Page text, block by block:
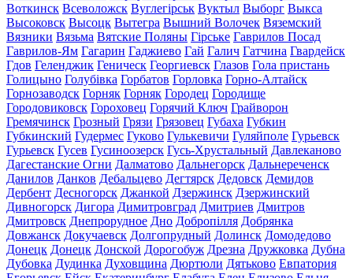
Воткинск Всеволожск Вуглегірськ Вуктыл Выборг Выкса
Высоковск Высоцк Вытегра Вышний Волочек Вяземский
Вязники Вязьма Вятские Поляны Гірське Гаврилов Посад
Гаврилов-Ям Гагарин Гаджиево Гай Галич Гатчина Гвардейск
Гдов Геленджик Геническ Георгиевск Глазов Гола пристань
Голицыно Голубівка Горбатов Горловка Горно-Алтайск
Горнозаводск Горняк Горняк Городец Городище
Городовиковск Гороховец Горячий Ключ Грайворон
Гремячинск Грозный Грязи Грязовец Губаха Губкин
Губкинский Гудермес Гуково Гулькевичи Гуляйполе Гурьевск
Гурьевск Гусев Гусиноозерск Гусь-Хрустальный Давлеканово
Дагестанские Огни Далматово Дальнегорск Дальнереченск
Данилов Данков Дебальцево Дегтярск Дедовск Демидов
Дербент Десногорск Джанкой Дзержинск Дзержинский
Дивногорск Дигора Димитровград Дмитриев Дмитров
Дмитровск Днепрорудное Дно Добропілля Добрянка
Довжанск Докучаевск Долгопрудный Долинск Домодедово
Донецк Донецк Донской Дорогобуж Дрезна Дружковка Дубна
Дубовка Дудинка Духовщина Дюртюли Дятьково Евпатория